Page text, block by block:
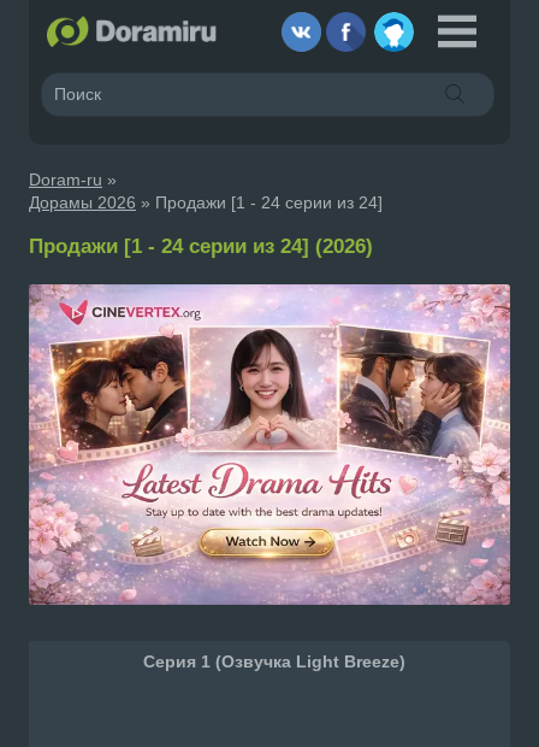
Doram-ru »
Дорамы 2026 » Продажи [1 - 24 серии из 24]
Продажи [1 - 24 серии из 24] (2026)
Серия 1 (Озвучка Light Breeze)